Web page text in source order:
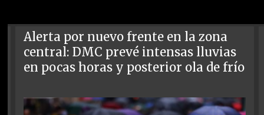
Alerta por nuevo frente en la zona
central: DMC prevé intensas lluvias
en pocas horas y posterior ola de frío